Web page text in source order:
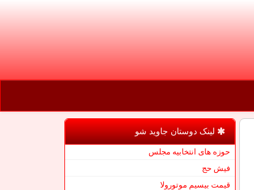
لینک دوستان جاوید شو
حوزه های انتخابیه مجلس
فیش حج
قیمت بیسیم موتورولا